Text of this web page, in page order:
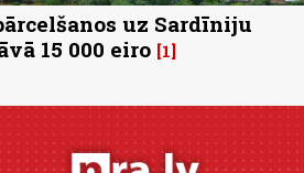
uz Sardīniju
15 000 eiro 1